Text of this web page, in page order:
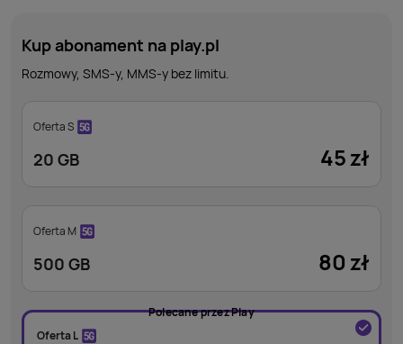
Kup abonament na play.pl
Rozmowy, SMS-y, MMS-y bez limitu.
Oferta S
20 GB 45zł
Oferta M
500 GB 80zł
Polecane przez Play
Oferta L